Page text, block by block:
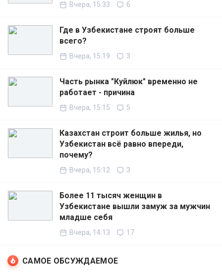
Вчера, 15:33 6
Где в Узбекистане строят больше
всего?
Вчера, 15:19 3
Часть рынка "Куйлюк" временно не
работает - причина
Вчера, 15:15 5
Казахстан строит больше жилья, но
Узбекистан всё равно впереди,
почему?
Вчера, 15:12 3
Более 11 тысяч женщин в
Узбекистане вышли замуж за мужчин
младше себя
Вчера, 14:13 17
САМОЕ ОБСУЖДАЕМОЕ